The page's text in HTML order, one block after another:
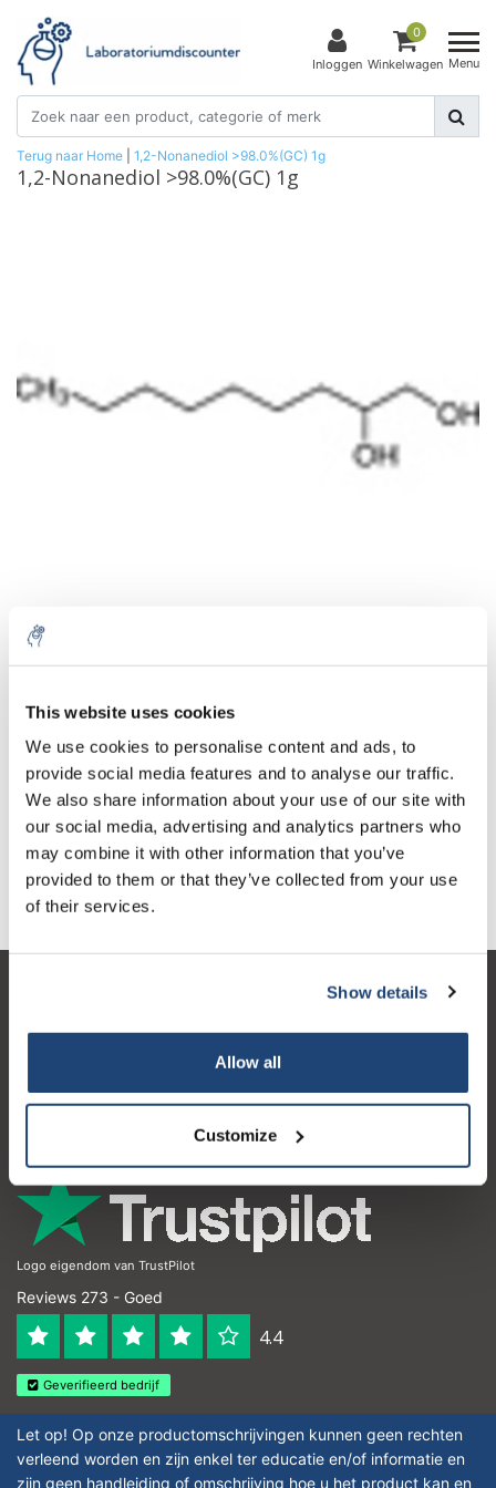
This website uses cookies
We use cookies to personalise content and ads, to
provide social media features and to analyse our traffic.
We also share information about your use of our site with
our social media, advertising and analytics partners who
may combine it with other information that you’ve
provided to them or that they’ve collected from your use
of their services.
Show details
Allow all
Customize
Inloggen
0
Winkelwagen Menu
Terug naar Home 1,2-Nonanediol >98.0%(GC) 1g
1,2-Nonanediol >98.0%(GC) 1g
1 Stuk Excl. btw
€101,85
Incl. btw
Toevoegen aan winkelwagen
Informatie
Contactgegevens
Logo eigendom van TrustPilot
Reviews 273 - Goed
4.4
Geverifieerd bedrijf
Let op! Op onze productomschrijvingen kunnen geen rechten
verleend worden en zijn enkel ter educatie en/of informatie en
zijn geen handleiding of omschrijving hoe u het product kan en
order
Sign up for our newsletter to stay
informed about our new products, and
receive a 10% discount on your next
purchase for all chemical products from
our own brand 😀
€50.00